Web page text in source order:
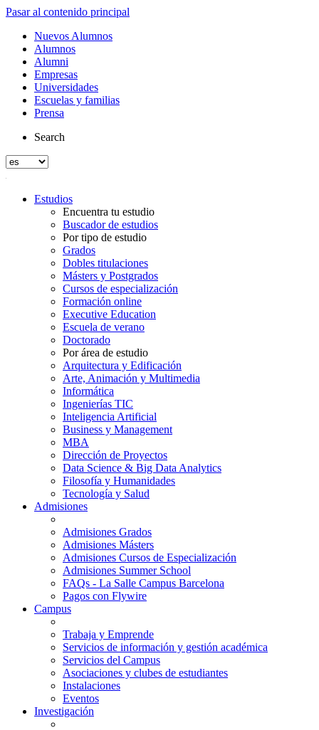
Pasar al contenido principal
Nuevos Alumnos
Alumnos
Alumni
Empresas
Universidades
Escuelas y familias
Prensa
Search
Estudios
Encuentra tu estudio
Buscador de estudios
Por tipo de estudio
Grados
Dobles titulaciones
Másters y Postgrados
Cursos de especialización
Formación online
Executive Education
Escuela de verano
Doctorado
Por área de estudio
Arquitectura y Edificación
Arte, Animación y Multimedia
Informática
Ingenierías TIC
Inteligencia Artificial
Business y Management
MBA
Dirección de Proyectos
Data Science & Big Data Analytics
Filosofía y Humanidades
Tecnología y Salud
Admisiones
Admisiones Grados
Admisiones Másters
Admisiones Cursos de Especialización
Admisiones Summer School
FAQs - La Salle Campus Barcelona
Pagos con Flywire
Campus
Trabaja y Emprende
Servicios de información y gestión académica
Servicios del Campus
Asociaciones y clubes de estudiantes
Instalaciones
Eventos
Investigación